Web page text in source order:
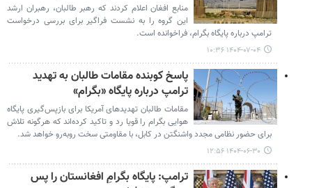
منابع افغان اعلام کردند که رهبر طالبان، رهبران ارشد
این گروه را به نشست فراگیر برای بررسی درخواست
ترامپ درباره پایگاه بگرام، فراخوانده است.
۱۴۰۴-۰۷-۰۴ ۱۰:۳۶
پاسخ کوبنده مقامات طالبان به تهدید
ترامپ درباره پایگاه «بگرام»
مقامات طالبان تهدیدهای آمریکا برای بازپس‌گیری پایگاه
هوایی بگرام را قویا رد و تاکید کرده‌اند که هرگونه تلاش
برای حضور نظامی مجدد واشنگتن در کابل، با مقاومتی سخت روبه‌رو خواهد شد.
۱۴۰۴-۰۶-۳۰ ۱۲:۵۶
ترامپ: پایگاه بگرامِ افغانستان را پس